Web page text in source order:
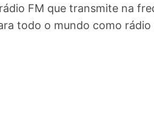
FM que transmite na
todo o mundo como